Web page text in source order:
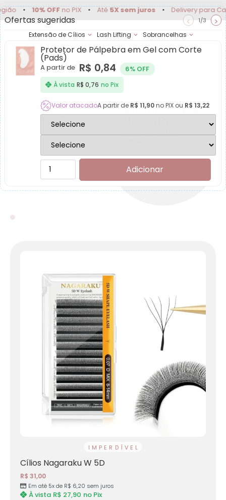
10% OFFno PIX • Até5X sem juros • Delivery para Campinas
Extensão de Cílios Lash Lifting Sobrancelhas
Achadinhos Minha
Live Lash - Extensão
Descontos de
Confira!
Cílios Nagaraku W 5D
R$ 31,00
Em até 5x de R$ 6,20 sem juros
À vista R$ 27,90 no Pix
IMPERDÍVEL
Ofertas sugeridas < 1/3 >
Protetor de Pálpebra em Gel com Corte
(Pads)
A partir de R$ 0,84
6% OFF
À vista R$ 0,76 no Pix
Valor atacadoA partir de R$ 11,90no PIX ou R$ 13,22
Adicionar